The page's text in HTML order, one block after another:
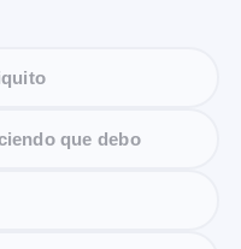
que debo